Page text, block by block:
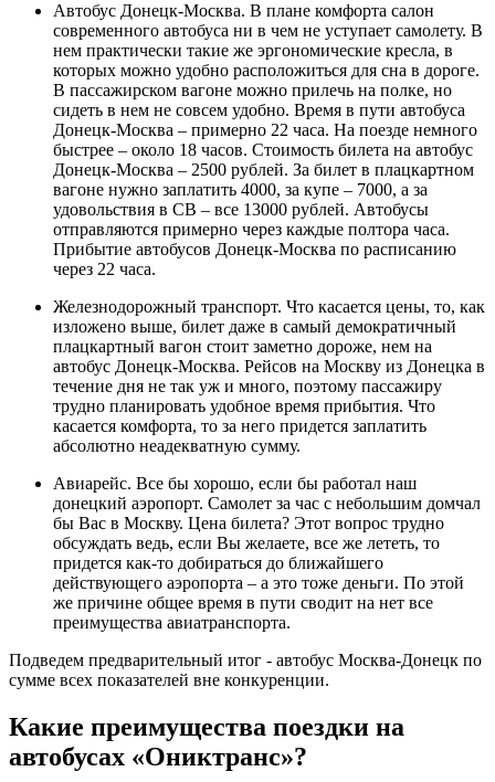
Автобус Донецк-Москва. В плане комфорта салон
современного автобуса ни в чем не уступает самолету. В
нем практически такие же эргономические кресла, в
которых можно удобно расположиться для сна в дороге.
В пассажирском вагоне можно прилечь на полке, но
сидеть в нем не совсем удобно. Время в пути автобуса
Донецк-Москва – примерно 22 часа. На поезде немного
быстрее – около 18 часов. Стоимость билета на автобус
Донецк-Москва – 2500 рублей. За билет в плацкартном
вагоне нужно заплатить 4000, за купе – 7000, а за
удовольствия в СВ – все 13000 рублей. Автобусы
отправляются примерно через каждые полтора часа.
Прибытие автобусов Донецк-Москва по расписанию
через 22 часа.
Железнодорожный транспорт. Что касается цены, то, как
изложено выше, билет даже в самый демократичный
плацкартный вагон стоит заметно дороже, нем на
автобус Донецк-Москва. Рейсов на Москву из Донецка в
течение дня не так уж и много, поэтому пассажиру
трудно планировать удобное время прибытия. Что
касается комфорта, то за него придется заплатить
абсолютно неадекватную сумму.
Авиарейс. Все бы хорошо, если бы работал наш
донецкий аэропорт. Самолет за час с небольшим домчал
бы Вас в Москву. Цена билета? Этот вопрос трудно
обсуждать ведь, если Вы желаете, все же лететь, то
придется как-то добираться до ближайшего
действующего аэропорта – а это тоже деньги. По этой
же причине общее время в пути сводит на нет все
преимущества авиатранспорта.
Подведем предварительный итог - автобус Москва-Донецк по
сумме всех показателей вне конкуренции.
Какие преимущества поездки на
автобусах «Ониктранс»?